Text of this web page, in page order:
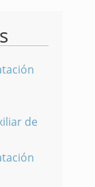
de